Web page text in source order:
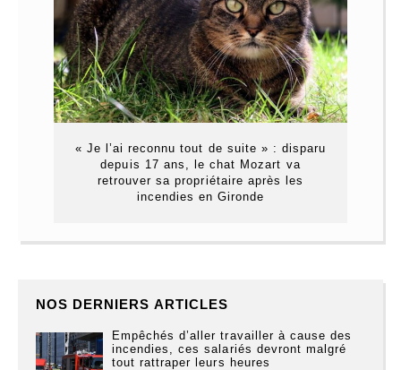
« Je l’ai reconnu tout de suite » : disparu
depuis 17 ans, le chat Mozart va
retrouver sa propriétaire après les
incendies en Gironde
NOS DERNIERS ARTICLES
Empêchés d’aller travailler à cause des
incendies, ces salariés devront malgré
tout rattraper leurs heures